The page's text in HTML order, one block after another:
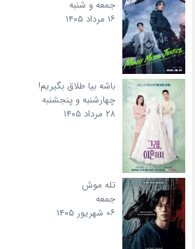
جمعه و شنبه
۱۶ مرداد ۱۴۰۵
باشه بیا طلاق بگیریم!
چهارشنبه و پنجشنبه
۲۸ مرداد ۱۴۰۵
تله موش
جمعه
۰۶ شهریور ۱۴۰۵